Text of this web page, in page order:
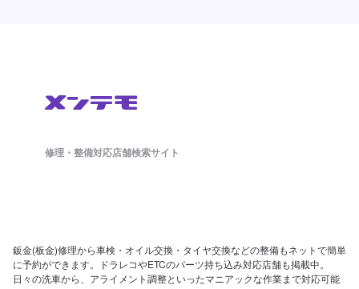
修理・整備対応店舗検索サイト
鈑金(板金)修理から車検・オイル交換・タイヤ交換などの整備もネットで簡単
に予約ができます。ドラレコやETCのパーツ持ち込み対応店舗も掲載中。
日々の洗車から、アライメント調整といったマニアックな作業まで対応可能